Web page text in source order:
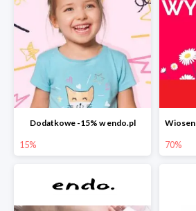
Dodatkowe -15% w endo.pl
15% 70%